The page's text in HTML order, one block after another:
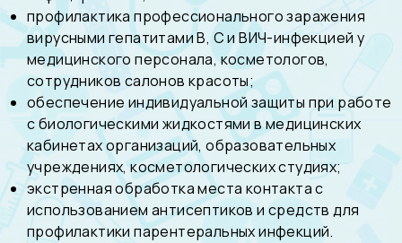
профилактика профессионального заражения
вирусными гепатитами В, С и ВИЧ-инфекцией у
медицинского персонала, косметологов,
сотрудников салонов красоты;
обеспечение индивидуальной защиты при работе
с биологическими жидкостями в медицинских
кабинетах организаций, образовательных
учреждениях, косметологических студиях;
экстренная обработка места контакта с
использованием антисептиков и средств для
профилактики парентеральных инфекций.